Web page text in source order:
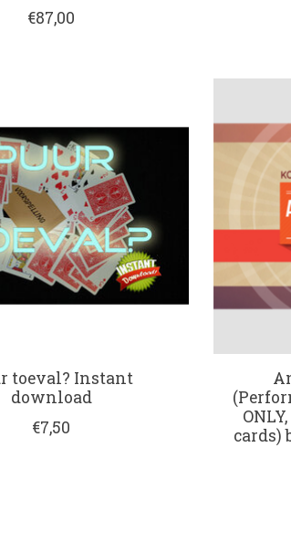
€87,00
toeval? Instant
download
€7,50
cards)